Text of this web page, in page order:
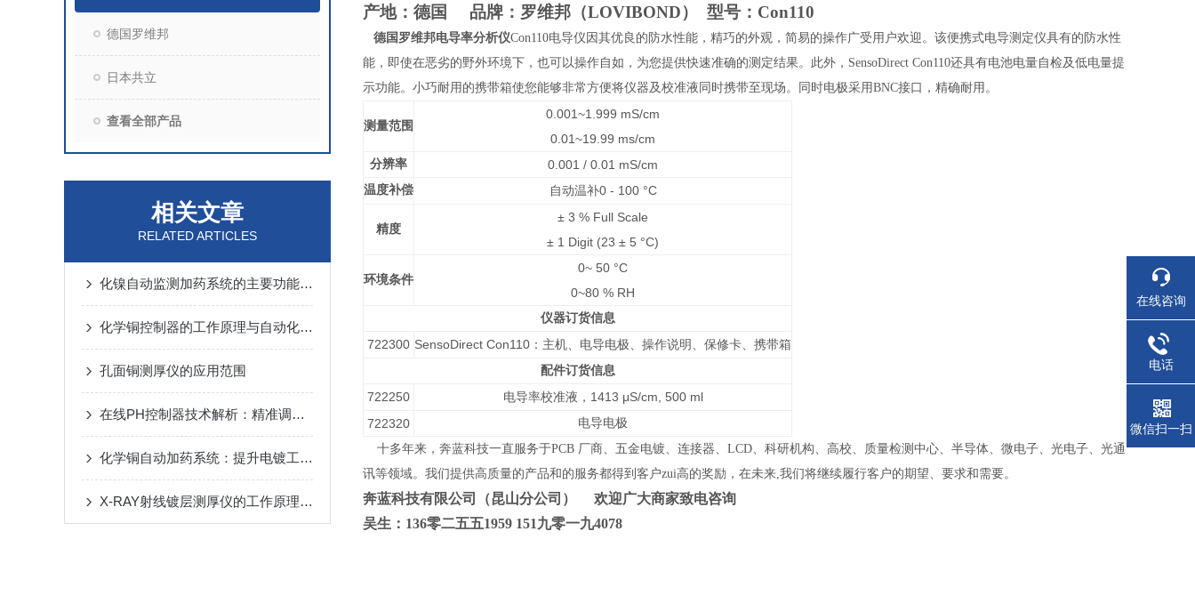
德国罗维邦
日本共立
查看全部产品
相关文章
RELATED ARTICLES
化镍自动监测加药系统的主要功能分析
化学铜控制器的工作原理与自动化控制系统解析
孔面铜测厚仪的应用范围
在线PH控制器技术解析：精准调控水质酸碱度的关键
化学铜自动加药系统：提升电镀工艺效率的智能化解决方案
X-RAY射线镀层测厚仪的工作原理介绍
产地：德国 品牌：罗维邦（LOVIBOND） 型号： Con110
德国罗维邦电导率分析仪Con110电导仪因其优良的防水性能，精巧的外观，简易的操作广受用户欢迎。该便携式电导测定仪具有的防水性
能，即使在恶劣的野外环境下，也可以操作自如，为您提供快速准确的测定结果。此外，SensoDirect Con110还具有电池电量自检及低电量提
示功能。小巧耐用的携带箱使您能够非常方便将仪器及校准液同时携带至现场。同时电极采用BNC接口，精确耐用。
测量范围
0.001~1.999 mS/cm
0.01~19.99 ms/cm
分辨率 0.001 / 0.01 mS/cm
温度补偿 自动温补0 - 100 °C
精度
± 3 % Full Scale
± 1 Digit (23 ± 5 °C)
环境条件
0~ 50 °C
0~80 % RH
仪器订货信息
722300 SensoDirect Con110 ：主机、电导电极、操作说明、保修卡、携带箱
配件订货信息
722250 电导率校准液， 1413 μS/cm, 500 ml
722320
电导电极
十多年来，奔蓝科技一直服务于PCB 厂商、五金电镀、连接器、LCD、科研机构、高校、质量检测中心、半导体、微电子、光电子、光通
讯等领域。我们提供高质量的产品和的服务都得到客户zui高的奖励，在未来,我们将继续履行客户的期望、要求和需要。
奔蓝科技有限公司（昆山分公司） 欢迎广大商家致电咨询
吴生：136零二五五1959 151九零一九4078
在线咨询
电话
微信扫一扫